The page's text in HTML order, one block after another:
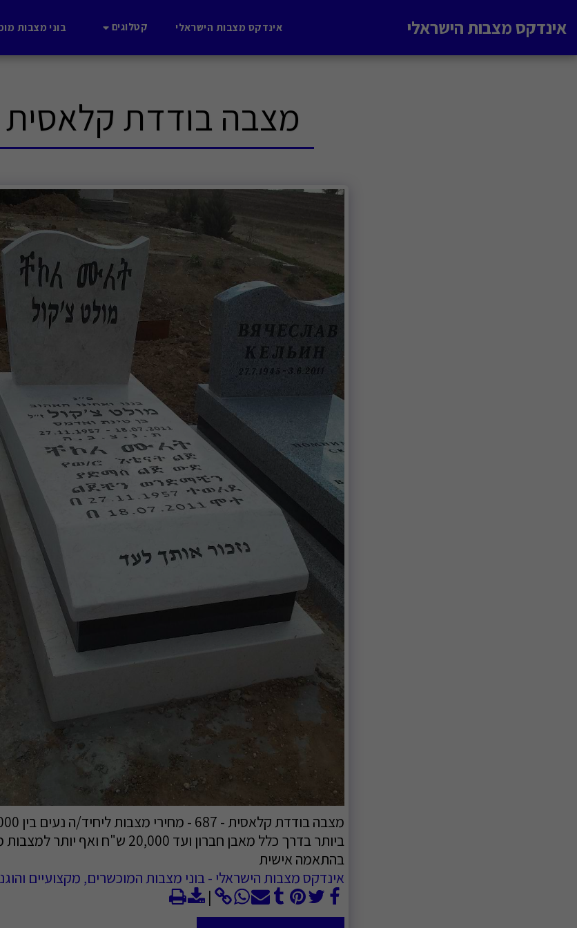
אינדקס מצבות הישראלי אינדקס מצבות הישראלי קטלוגים בוני מצבות
מצבה בודדת קלאסית -
ביותר בדרך כלל מאבן חברון ועד 20,000 ש"ח
בהתאמה אישית
אינדקס מצבות הישראלי - בוני מצבות המוכשרים, מקצועיים